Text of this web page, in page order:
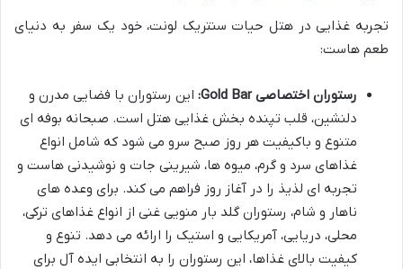
تجربه غذایی در هتل حیات سنتریک لونت، خود یک سفر به دنیای
طعم هاست:
رستوران اختصاصی Gold Bar:
این رستوران با فضایی مدرن و
دلنشین، قلب تپنده بخش غذایی هتل است. صبحانه بوفه ای
متنوع و باکیفیت هر روز صبح سرو می شود که شامل انواع
غذاهای سرد و گرم، میوه ها، شیرینی جات و نوشیدنی هاست و
تجربه ای لذیذ را در آغاز روز فراهم می کند. برای وعده های
ناهار و شام، رستوران گلد بار منویی غنی از انواع غذاهای ترکی،
محلی، دریایی، آمریکایی و استیک را ارائه می دهد. تنوع و
کیفیت بالای غذاها، این رستوران را به انتخابی ایده آل برای